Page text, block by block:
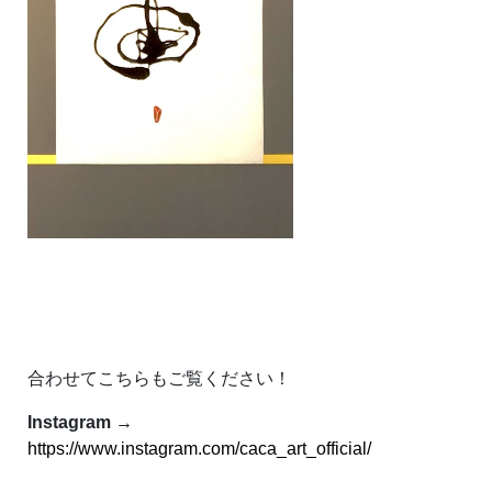
合わせてこちらもご覧ください！
Instagram →
https://www.instagram.com/caca_art_official/